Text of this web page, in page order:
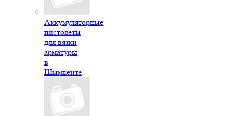
Аккумуляторные
пистолеты
для вязки
арматуры
в
Шымкенте